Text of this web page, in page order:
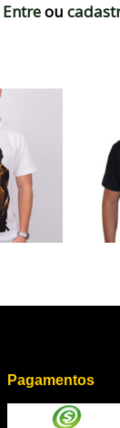
Entreou
Pagamentos